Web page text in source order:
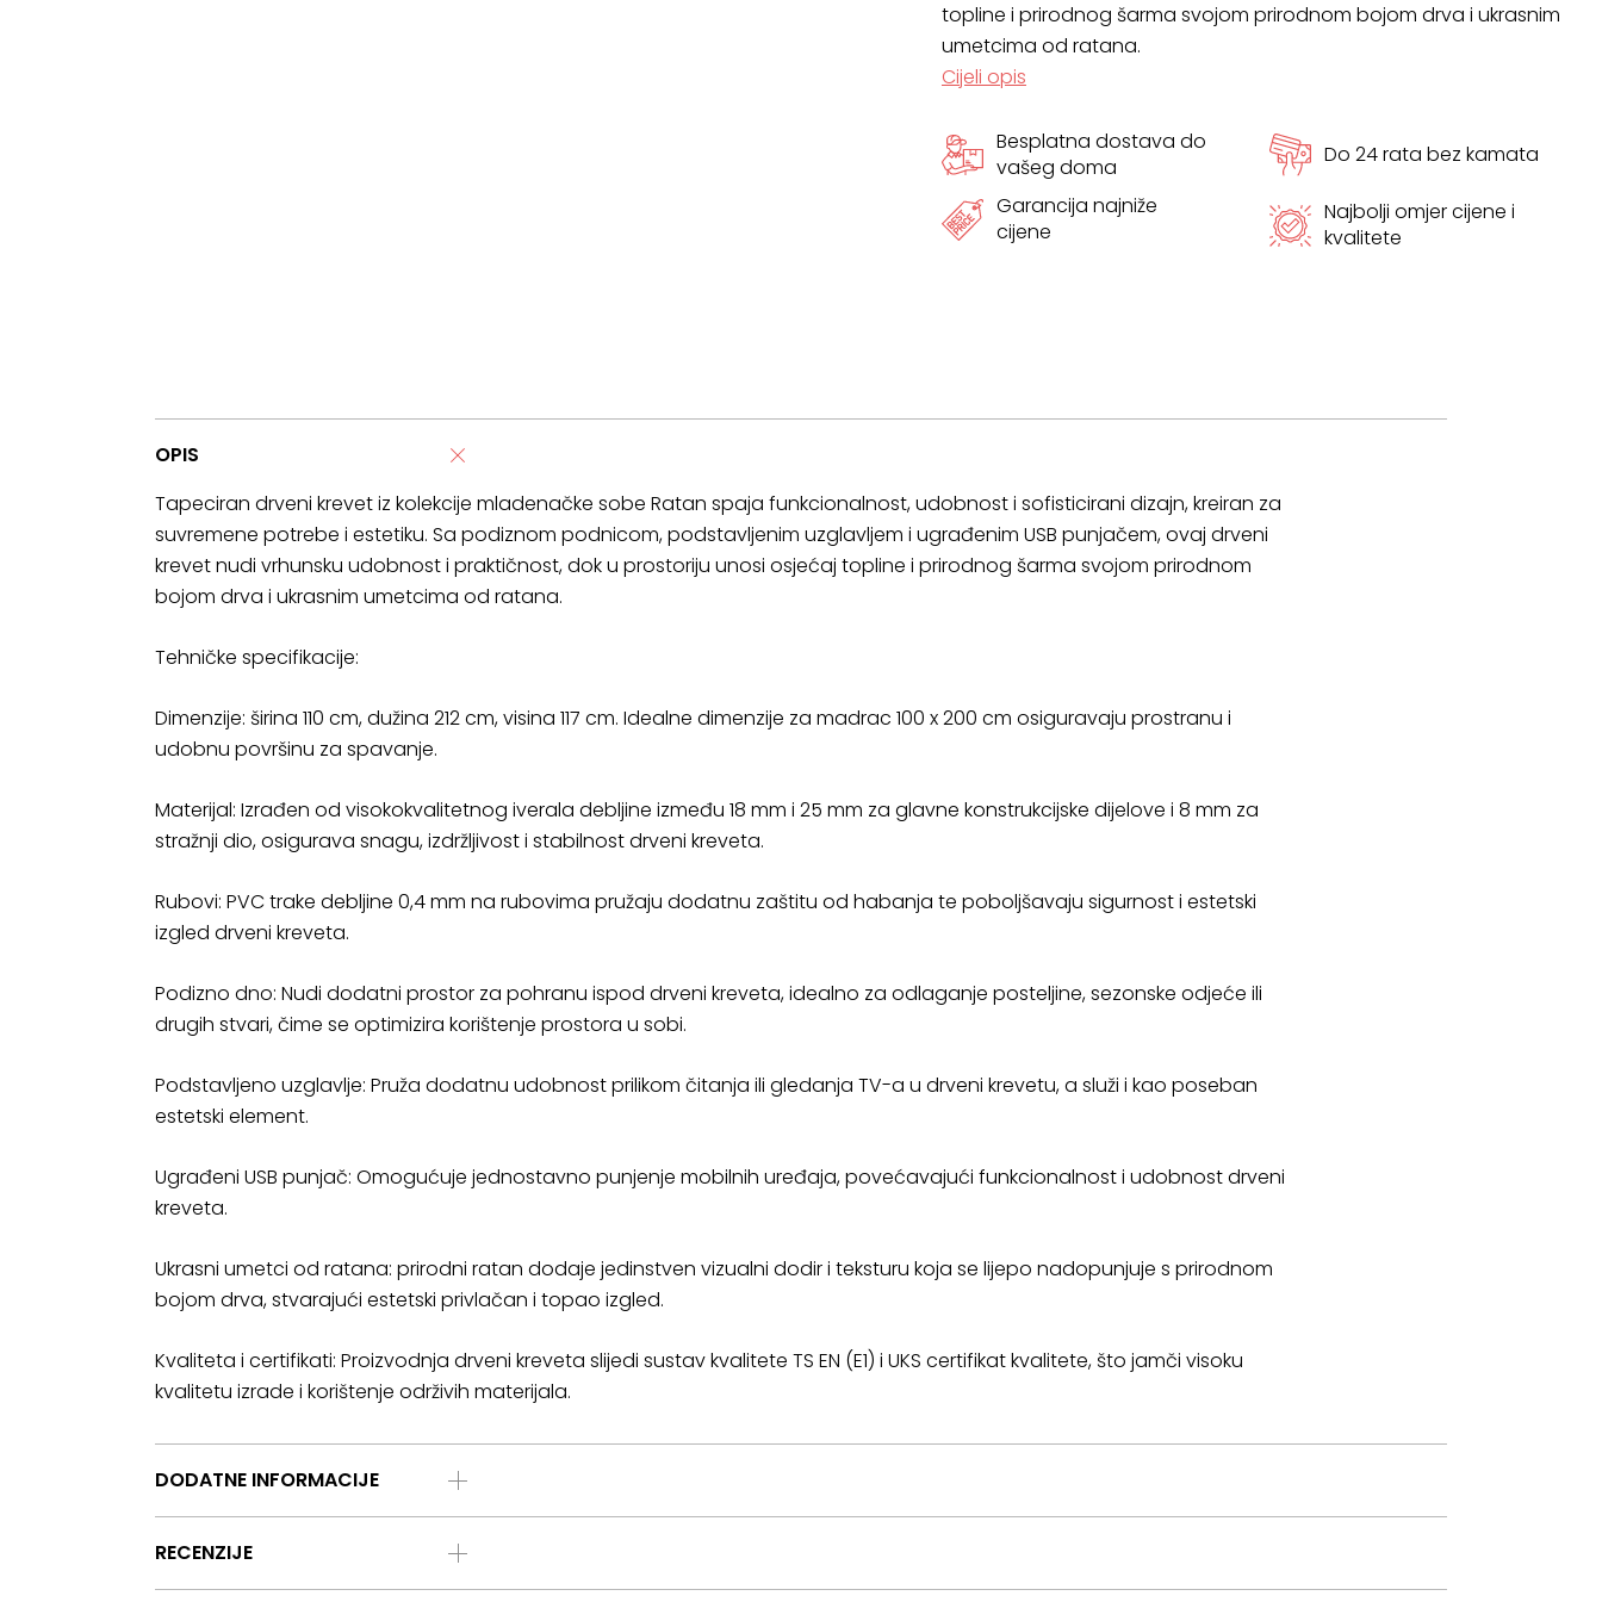
topline i prirodnog šarma svojom prirodnom bojom drva i ukrasnim
umetcima od ratana.
Cijeli opis
Besplatna dostava do
vašeg doma
Do 24 rata bez kamata
Garancija najniže
cijene
Najbolji omjer cijene i
kvalitete
OPIS
Tapeciran drveni krevet iz kolekcije mladenačke sobe Ratan spaja funkcionalnost, udobnost i sofisticirani dizajn, kreiran za
suvremene potrebe i estetiku. Sa podiznom podnicom, podstavljenim uzglavljem i ugrađenim USB punjačem, ovaj drveni
krevet nudi vrhunsku udobnost i praktičnost, dok u prostoriju unosi osjećaj topline i prirodnog šarma svojom prirodnom
bojom drva i ukrasnim umetcima od ratana.
Tehničke specifikacije:
Dimenzije: širina 110 cm, dužina 212 cm, visina 117 cm. Idealne dimenzije za madrac 100 x 200 cm osiguravaju prostranu i
udobnu površinu za spavanje.
Materijal: Izrađen od visokokvalitetnog iverala debljine između 18 mm i 25 mm za glavne konstrukcijske dijelove i 8 mm za
stražnji dio, osigurava snagu, izdržljivost i stabilnost drveni kreveta.
Rubovi: PVC trake debljine 0,4 mm na rubovima pružaju dodatnu zaštitu od habanja te poboljšavaju sigurnost i estetski
izgled drveni kreveta.
Podizno dno: Nudi dodatni prostor za pohranu ispod drveni kreveta, idealno za odlaganje posteljine, sezonske odjeće ili
drugih stvari, čime se optimizira korištenje prostora u sobi.
Podstavljeno uzglavlje: Pruža dodatnu udobnost prilikom čitanja ili gledanja TV-a u drveni krevetu, a služi i kao poseban
estetski element.
Ugrađeni USB punjač: Omogućuje jednostavno punjenje mobilnih uređaja, povećavajući funkcionalnost i udobnost drveni
kreveta.
Ukrasni umetci od ratana: prirodni ratan dodaje jedinstven vizualni dodir i teksturu koja se lijepo nadopunjuje s prirodnom
bojom drva, stvarajući estetski privlačan i topao izgled.
Kvaliteta i certifikati: Proizvodnja drveni kreveta slijedi sustav kvalitete TS EN (E1) i UKS certifikat kvalitete, što jamči visoku
kvalitetu izrade i korištenje održivih materijala.
DODATNE INFORMACIJE
RECENZIJE